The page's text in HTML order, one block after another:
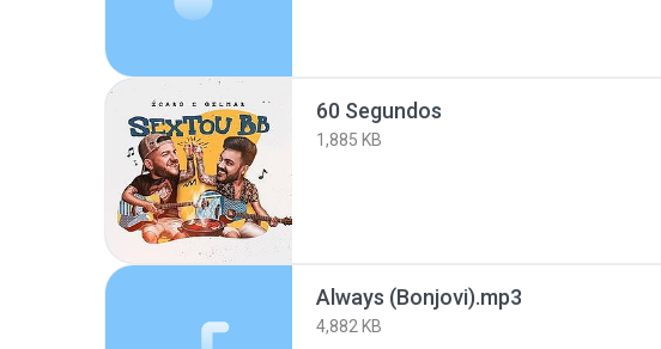
60 Segundos
1,885 KB
Always (Bonjovi).mp3
4,882 KB